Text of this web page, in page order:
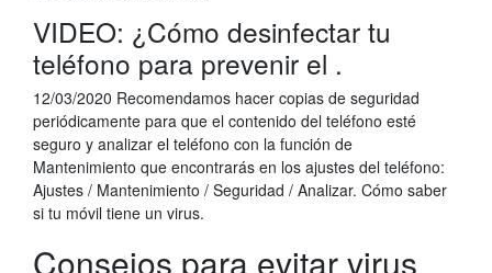
VIDEO: ¿Cómo desinfectar tu
teléfono para prevenir el .
12/03/2020 Recomendamos hacer copias de seguridad
periódicamente para que el contenido del teléfono esté
seguro y analizar el teléfono con la función de
Mantenimiento que encontrarás en los ajustes del teléfono:
Ajustes / Mantenimiento / Seguridad / Analizar. Cómo saber
si tu móvil tiene un virus.
Consejos para evitar virus